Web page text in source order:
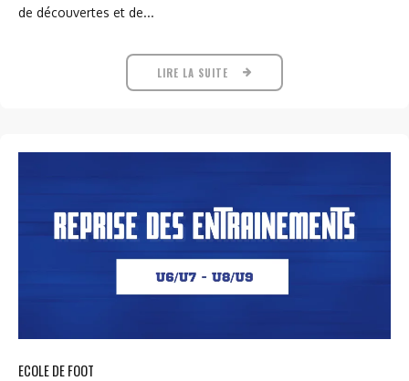
de découvertes et de...
LIRE LA SUITE
ECOLE DE FOOT